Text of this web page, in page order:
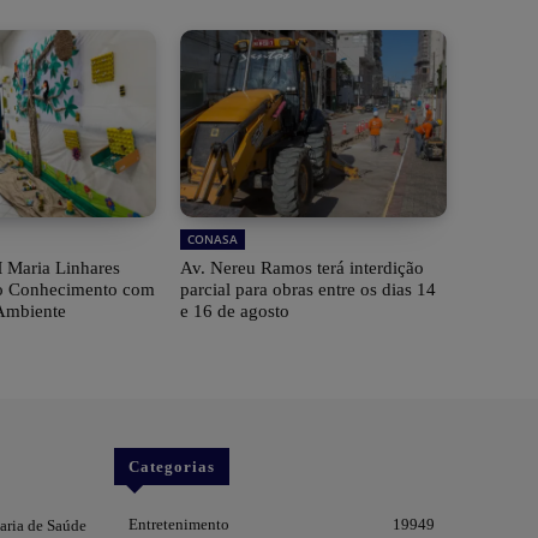
Maria Linhares
Conhecimento com
CONASA
Av. Nereu Ramos terá interdição
parcial para obras entre os dias 14
e 16 de agosto
de Saúde
Categorias
Entretenimento 19949